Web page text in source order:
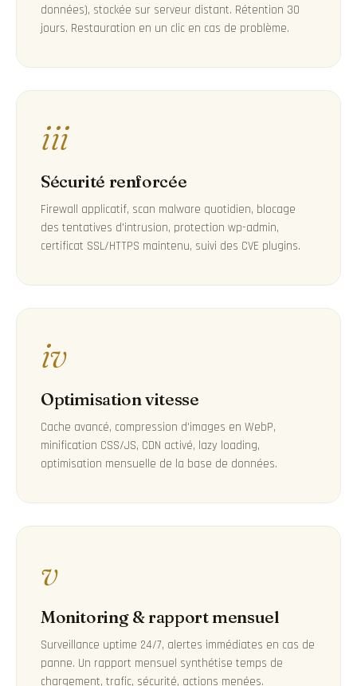
données), stockée sur serveur distant. Rétention 30
jours. Restauration en un clic en cas de problème.
iii
Sécurité renforcée
Firewall applicatif, scan malware quotidien, blocage
des tentatives d'intrusion, protection wp-admin,
certificat SSL/HTTPS maintenu, suivi des CVE plugins.
iv
Optimisation vitesse
Cache avancé, compression d'images en WebP,
minification CSS/JS, CDN activé, lazy loading,
optimisation mensuelle de la base de données.
v
Monitoring & rapport mensuel
Surveillance uptime 24/7, alertes immédiates en cas de
panne. Un rapport mensuel synthétise temps de
chargement, trafic, sécurité, actions menées.